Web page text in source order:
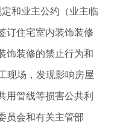
和业主公约（业主临
订住宅室内装饰装修
饰装修的禁止行为和
现场，发现影响房屋
用管线等损害公共利
员会和有关主管部